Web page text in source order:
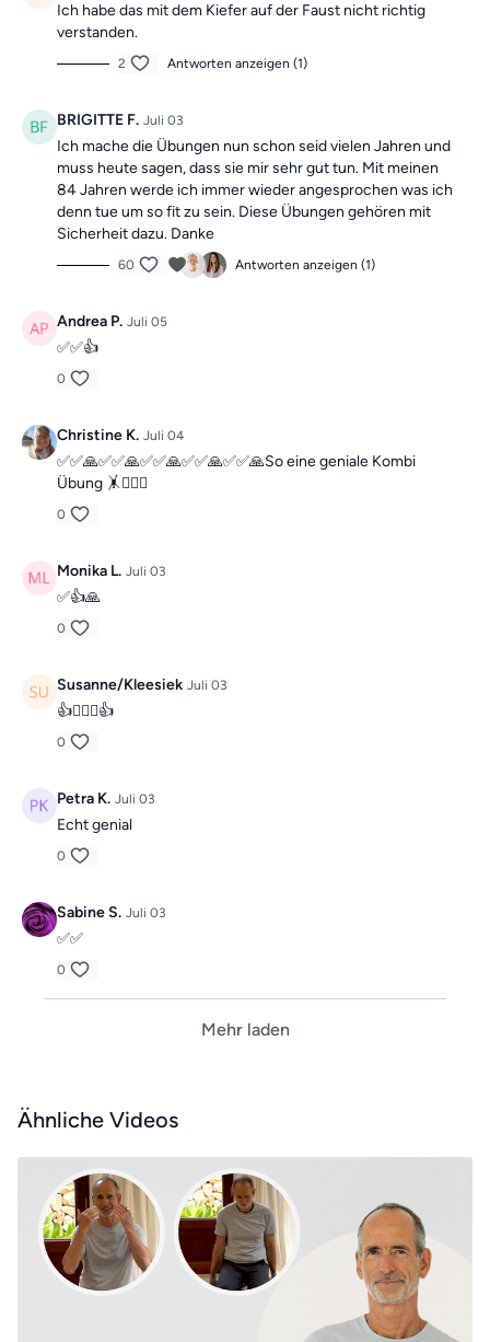
Ich habe das mit dem Kiefer auf der Faust nicht richtig
verstanden.
2 Antworten anzeigen (1)
BRIGITTE F. Juli 03
Ich mache die Übungen nun schon seid vielen Jahren und
muss heute sagen, dass sie mir sehr gut tun. Mit meinen
84 Jahren werde ich immer wieder angesprochen was ich
denn tue um so fit zu sein. Diese Übungen gehören mit
Sicherheit dazu. Danke
60 Antworten anzeigen (1)
Andrea P. Juli 05
✅️✅️👍
0
Christine K. Juli 04
✅✅🙏✅✅🙏✅✅🙏✅✅🙏✅✅🙏So eine geniale Kombi
Übung 🤸🙋🏼‍♀️
0
Monika L. Juli 03
✅👍🙏
0
Susanne/Kleesiek Juli 03
👍🙋🏼‍♀️👍
0
Petra K. Juli 03
Echt genial
0
Sabine S. Juli 03
✅✅
0
Mehr laden
Ähnliche Videos